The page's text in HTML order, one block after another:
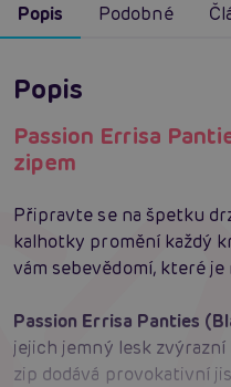
Popis Podobné
Popis
Passion Errisa
zipem
Připravte se na špetku
kalhotky promění každý
vám sebevědomí, které
Passion Errisa Panties
jejich jemný lesk
zip dodává provokativní